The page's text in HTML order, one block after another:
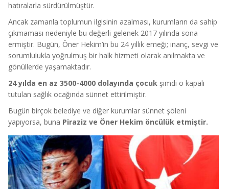
hatıralarla sürdürülmüştür.
Ancak zamanla toplumun ilgisinin azalması, kurumların da sahip
çıkmaması nedeniyle bu değerli gelenek 2017 yılında sona
ermiştir. Bugün, Öner Hekim’in bu 24 yıllık emeği; inanç, sevgi ve
sorumlulukla yoğrulmuş bir halk hizmeti olarak anılmakta ve
gönüllerde yaşamaktadır.
24 yılda en az 3500-4000 dolayında çocuk şimdi o kapalı
tutulan sağlık ocağında sünnet ettirilmiştir.
Bugün birçok belediye ve diğer kurumlar sünnet şöleni
yapıyorsa, buna Piraziz ve Öner Hekim öncülük etmiştir.